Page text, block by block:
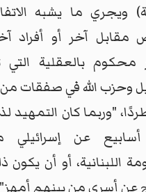
ويجري ما يشبه
آخر أو أفراد
محكوم بالعقلية
وحزب الله في صفقات من
"وربما كان التمهيد
عن
اللبنانية، أو أن
عن أسرى من بينهم